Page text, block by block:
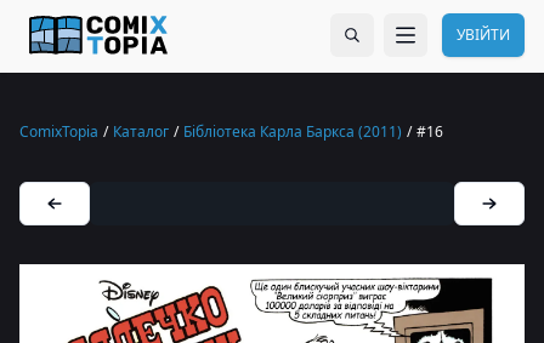
УВІЙТИ
ComixTopia / Каталог / Бібліотека Карла Баркса (2011) / #16